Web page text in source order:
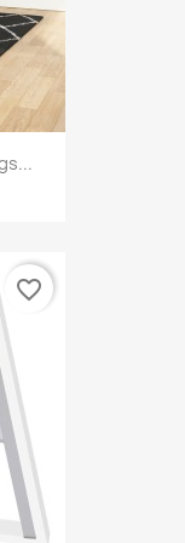
favorite_border